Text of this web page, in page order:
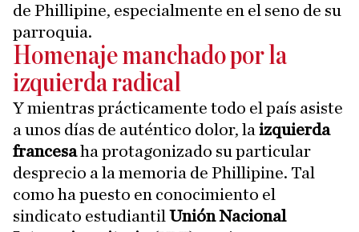
de Phillipine, especialmente en el seno de su
parroquia.
Homenaje manchado por la
izquierda radical
Y mientras prácticamente todo el país asiste
a unos días de auténtico dolor, la izquierda
francesaha protagonizado su particular
desprecio a la memoria de Phillipine. Tal
como ha puesto en conocimiento el
sindicato estudiantil Unión Nacional